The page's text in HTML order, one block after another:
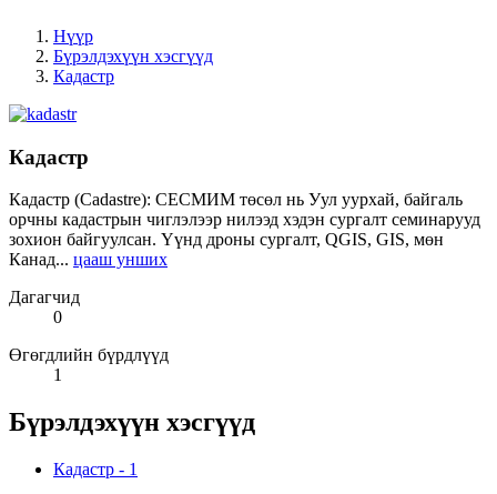
Нүүр
Бүрэлдэхүүн хэсгүүд
Кадастр
Кадастр
Кадастр (Cadastre): СЕСМИМ төсөл нь Уул уурхай, байгаль
орчны кадастрын чиглэлээр нилээд хэдэн сургалт семинарууд
зохион байгуулсан. Үүнд дроны сургалт, QGIS, GIS, мөн
Канад... цааш унших
Дагагчид
0
Өгөгдлийн бүрдлүүд
1
Бүрэлдэхүүн хэсгүүд
Кадастр - 1